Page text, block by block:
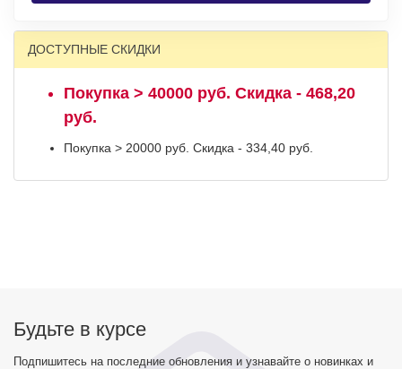
ДОСТУПНЫЕ СКИДКИ
Покупка > 40000 руб. Скидка - 468,20
руб.
Покупка > 20000 руб. Скидка - 334,40 руб.
Будьте в курсе
Подпишитесь на последние обновления и узнавайте о новинках и